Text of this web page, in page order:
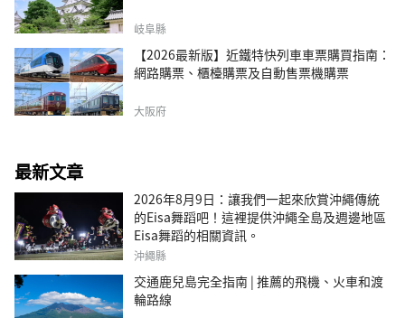
岐阜縣
【2026最新版】近鐵特快列車車票購買指南：
網路購票、櫃檯購票及自動售票機購票
大阪府
最新文章
2026年8月9日：讓我們一起來欣賞沖繩傳統
的Eisa舞蹈吧！這裡提供沖繩全島及週邊地區
Eisa舞蹈的相關資訊。
沖繩縣
交通鹿兒島完全指南 | 推薦的飛機、火車和渡
輪路線